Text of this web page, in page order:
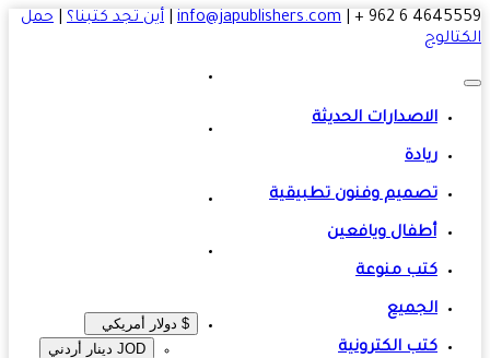
4645559 6
|
info@japublishers.com
|أين تجد كتبنا؟|حمل
$ دولار أمريكي
JOD دينار أردني
الاصدارات الحديثة
ريادة
تصميم وفنون تطبيقية
أطفال ويافعين
كتب منوعة
الجميع
كتب الكترونية